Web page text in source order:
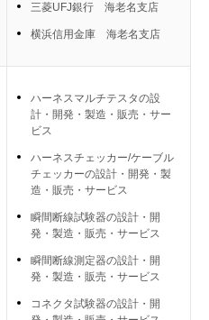
三菱UFJ銀行 海老名支店
横浜信用金庫 海老名支店
ハーネスマルチテスタの設
計・開発・製造・販売・サー
ビス
ハーネスチェッカー/ケーブル
チェッカーの設計・開発・製
造・販売・サービス
瞬間断線試験器の設計・開
発・製造・販売・サービス
瞬間断線測定器の設計・開
発・製造・販売・サービス
コネクタ試験器の設計・開